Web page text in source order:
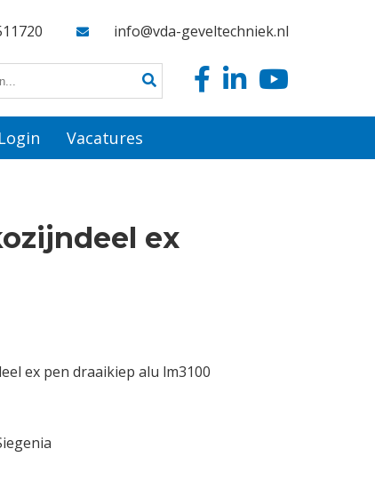
info@vda-geveltechniek.nl
Login Vacatures
ex
ex pen draaikiep alu lm3100